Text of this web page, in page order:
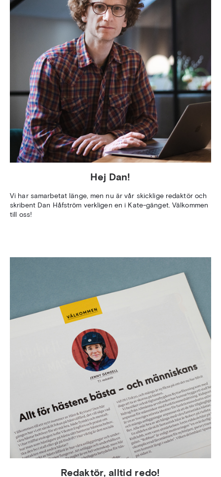
Hej Dan!
Vi har samarbetat länge, men nu är vår skicklige redaktör och
skribent Dan Håfström verkligen en i Kate-gänget. Välkommen
till oss!
Redaktör, alltid redo!